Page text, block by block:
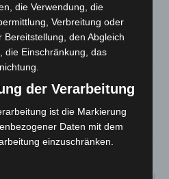
THW und seinen Aktivitäten
die Verwendung, die
Verbreitung oder
den Abgleich
die Einschränkung, das
der Verarbeitung
ist die Markierung
Daten mit dem
einzuschränken.